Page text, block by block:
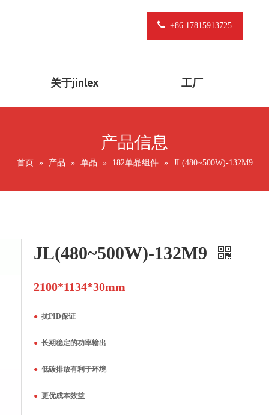
+86 17815913725
关于jinlex 工厂
产品信息
首页 » 产品 » 单晶 » 182单晶组件 » JL(480~500W)-132M9
JL(480~500W)-132M9
2100*1134*30mm
● 抗PID保证
● 长期稳定的功率输出
● 低碳排放有利于环境
● 更优成本效益